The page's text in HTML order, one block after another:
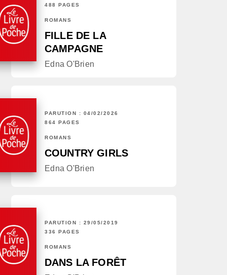
488 PAGES
ROMANS
FILLE DE LA
CAMPAGNE
Edna O'Brien
PARUTION : 04/02/2026
864 PAGES
ROMANS
COUNTRY GIRLS
Edna O'Brien
PARUTION : 29/05/2019
336 PAGES
ROMANS
DANS LA FORÊT